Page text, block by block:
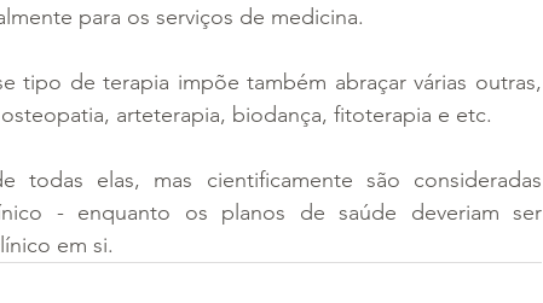
para os serviços de medicina.
tipo de terapia impõe também abraçar várias outras,
arteterapia, biodança, fitoterapia e etc.
todas elas, mas cientificamente são consideradas
- enquanto os planos de saúde deveriam ser
em si.